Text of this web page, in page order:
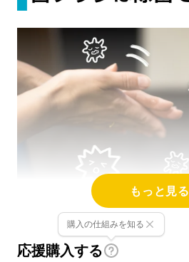
除菌が当たり前の時代、
もっと見る
応援購入する
購入の仕組みを知る